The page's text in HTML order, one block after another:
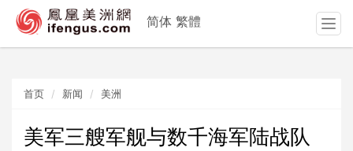
首页 新闻 美洲
美军三艘军舰与数千海军陆战队
简体 繁體
T
o